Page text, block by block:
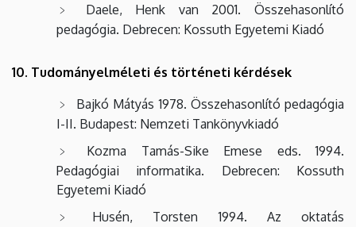
Daele, Henk van 2001. Összehasonlító
pedagógia. Debrecen: Kossuth Egyetemi Kiadó
10. Tudományelméleti és történeti kérdések
Bajkó Mátyás 1978. Összehasonlító pedagógia
I-II. Budapest: Nemzeti Tankönyvkiadó
Kozma Tamás-Sike Emese eds. 1994.
Pedagógiai informatika. Debrecen: Kossuth
Egyetemi Kiadó
Husén, Torsten 1994. Az oktatás